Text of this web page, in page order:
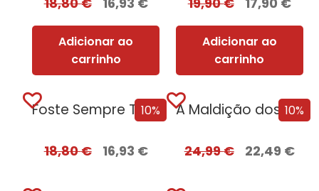
Adicionar ao
carrinho
Adicionar ao
carrinho
10%
Foste Sempre Tu + Oferta O Despertar
18,80€ 16,93 €
10%
A Maldição dos Pecados + Oferta Salvação...
24,99€ 22,49 €